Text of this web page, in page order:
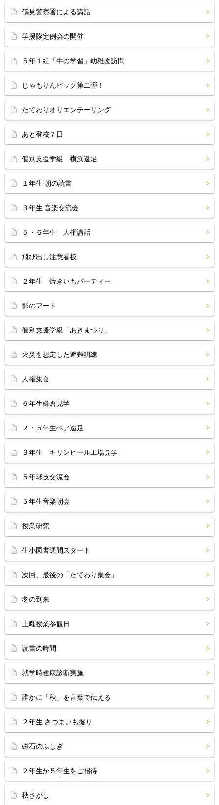
鶴見警察署による講話
学援隊定例会の開催
５年１組「牛の学習」幼稚園訪問
じゃもりんピック第二弾！
たてわりオリエンテーリング
あと登校７日
個別支援学級 横浜遠足
１年生 朝の読書
３年生 音楽交流会
５・６年生 人権講話
飛び出し注意看板
２年生 焼きいもパーティー
影のアート
個別支援学級「あきまつり」
火災を想定した避難訓練
人権集会
６年生鎌倉見学
２・５年生ペア遠足
３年生 キリンビール工場見学
５年球技交流会
５年生音楽朝会
授業研究
生小図書週間スタート
次回、最後の「たてわり集会」
冬の到来
土曜授業参観日
読書の時間
就学時健康診断実施
誰かに「秋」を言葉で伝える
２年生 さつまいも掘り
磁石のふしぎ
２年生が５年生をご招待
秋さがし